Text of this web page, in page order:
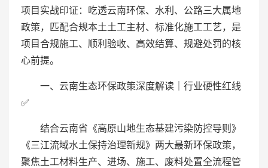
项目实战印证：吃透云南环保、水利、公路三大属地
政策，匹配合规本土土工主材、标准化施工工艺，是
项目合规施工、顺利验收、高效结算、规避处罚的核
心前提。
一、云南生态环保政策深度解读｜行业硬性红线
✅
结合云南省《高原山地生态基建污染防控导则》
《三江流域水土保持治理新规》两大最新环保政策，
聚焦土工材料生产、进场、施工、废料处置全流程管